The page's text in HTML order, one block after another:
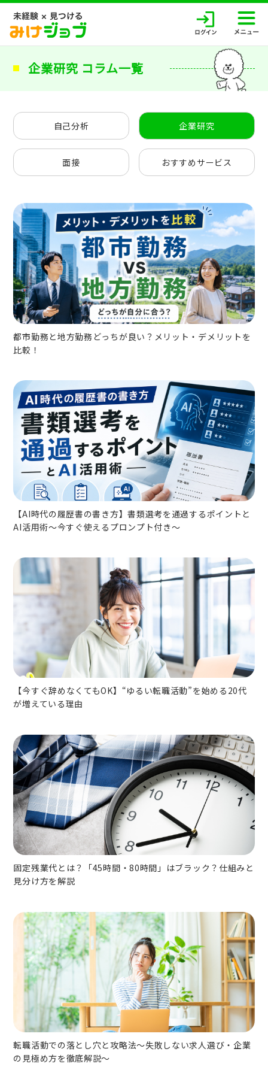
企業研究 コラム一覧
自己分析 企業研究
面接 おすすめサービス
都市勤務と地方勤務どっちが良い？メリット・デメリットを
比較！
【AI時代の履歴書の書き方】書類選考を通過するポイントと
AI活用術～今すぐ使えるプロンプト付き～
【今すぐ辞めなくてもOK】“ゆるい転職活動”を始める20代
が増えている理由
固定残業代とは？「45時間・80時間」はブラック？仕組みと
見分け方を解説
転職活動での落とし穴と攻略法〜失敗しない求人選び・企業
の見極め方を徹底解説〜